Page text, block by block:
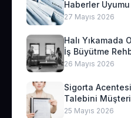
Haberler
27 Mayıs 2026
Halı Yıkamada
İş Büyütme
26 Mayıs 2026
Sigorta
Talebini
25 Mayıs 2026